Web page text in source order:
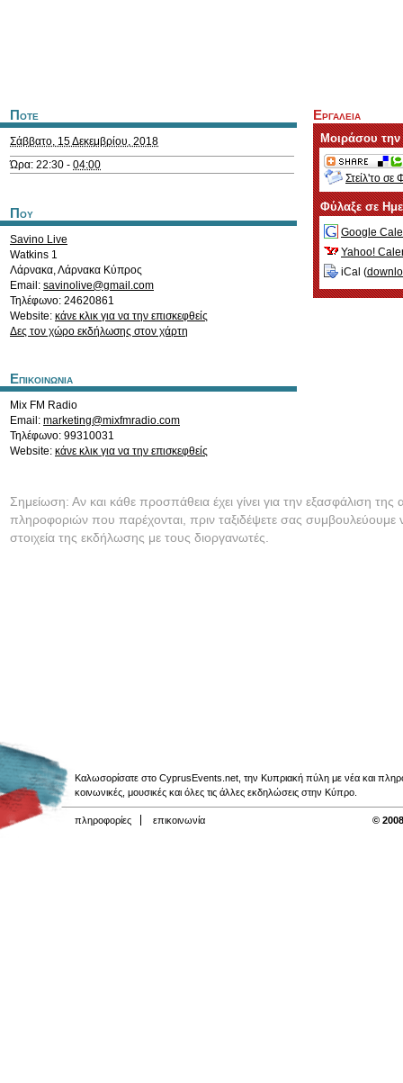
Ποτε
Σάββατο, 15 Δεκεμβρίου, 2018
Ώρα: 22:30 - 04:00
Που
Savino Live
Watkins 1
Λάρνακα,Λάρνακα Κύπρος
Email: savinolive@gmail.com
Τηλέφωνο: 24620861
Website: κάνε κλικ για να την επισκεφθείς
Δες τον χώρο εκδήλωσης στον χάρτη
Επικοινωνια
Mix FM Radio
Email: marketing@mixfmradio.com
Τηλέφωνο: 99310031
Website: κάνε κλικ για να την επισκεφθείς
Εργαλεια
Μοιράσου
Στείλ'το σε
Φύλαξε σε
Google
Yahoo!
iCal (
Σημείωση: Αν και κάθε προσπάθεια έχει γίνει για την εξασφάλιση της
πληροφοριών που παρέχονται, πριν ταξιδέψετε σας συμβουλεύουμε
στοιχεία της εκδήλωσης με τους διοργανωτές.
Καλωσορίσατε στο CyprusEvents.net, την Κυπριακή πύλη με νέα και
κοινωνικές, μουσικές και όλες τις άλλες εκδηλώσεις στην Κύπρο.
πληροφορίες επικοινωνία ©